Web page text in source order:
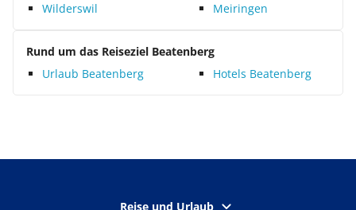
Wilderswil
Meiringen
Rund um das Reiseziel Beatenberg
Urlaub Beatenberg
Hotels Beatenberg
Reise und Urlaub